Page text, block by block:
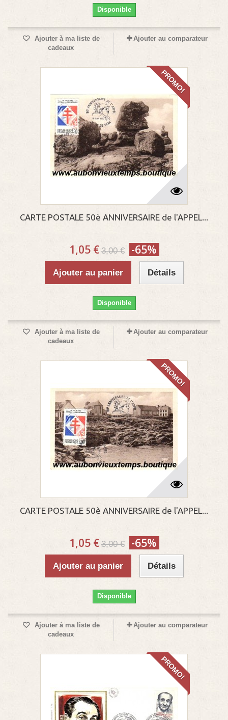
Disponible
Ajouter à ma liste de
cadeaux
Ajouter au comparateur
PROMO!
CARTE POSTALE 50è ANNIVERSAIRE de l'APPEL...
1,05 € 3,00 € -65%
Ajouter au panier Détails
Disponible
Ajouter à ma liste de
cadeaux
Ajouter au comparateur
PROMO!
CARTE POSTALE 50è ANNIVERSAIRE de l'APPEL...
1,05 € 3,00 € -65%
Ajouter au panier Détails
Disponible
Ajouter à ma liste de
cadeaux
Ajouter au comparateur
PROMO!